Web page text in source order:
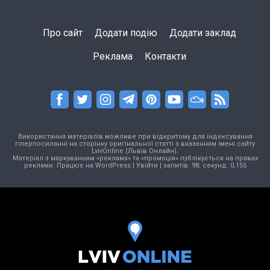
Про сайт Додати подію Додати заклад
Реклама Контакти
Використання матеріалів можливе при відкритому для індексування
гіперпосиланні на сторінку оригінальної статті з вказанням імені сайту
LvivOnline (Львів Онлайн).
Матеріал з маркуванням «реклама» та «промоція» публікується на правах
реклами. Працює на WordPress| Увійти | запитів: 98, секунд: 0,155